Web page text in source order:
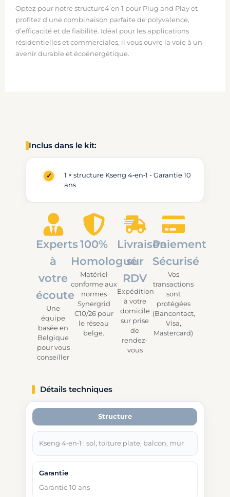
Optez pour notre structure4 en 1 pour Plug and Play et
profitez d’une combinaison parfaite de polyvalence,
d’efficacité et de fiabilité. Idéal pour les applications
résidentielles et commerciales, il vous ouvre la voie à un
avenir durable et écoénergétique.
Inclus dans le kit:
1 × structure Kseng 4‑en‑1 - Garantie 10
ans
Experts
à
votre
écoute
Une
équipe
basée en
Belgique
pour vous
conseiller
100%
Homologué
Matériel
conforme aux
normes
Synergrid
C10/26 pour
le réseau
belge.
Livraison
sur
RDV
Expédition
à votre
domicile
sur prise
de
rendez-
vous
Paiement
Sécurisé
Vos
transactions
sont
protégées
(Bancontact,
Visa,
Mastercard)
Détails techniques
Structure
Kseng 4‑en‑1 : sol, toiture plate, balcon, mur
Garantie 10 ans